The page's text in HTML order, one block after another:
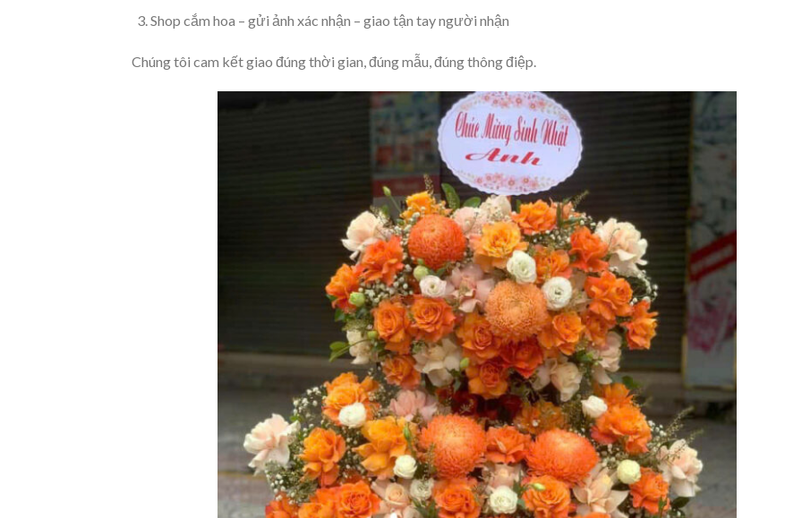
Shop cắm hoa – gửi ảnh xác nhận – giao tận tay người nhận
Chúng tôi cam kết giao đúng thời gian, đúng mẫu, đúng thông điệp.